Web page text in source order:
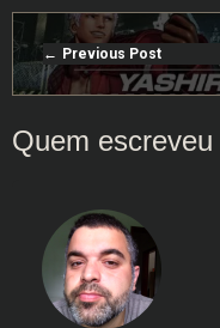
Previous Post